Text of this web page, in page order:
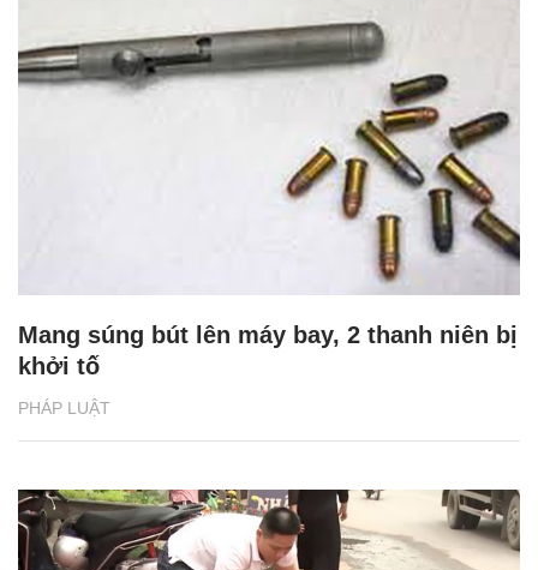
PHÁP LUẬT
Mang súng bút lên máy bay, 2 thanh niên bị
khởi tố